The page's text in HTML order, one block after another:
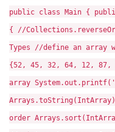
public class Main {
{ //
Types //define an array
{52, 45, 32, 64, 12,
array
order